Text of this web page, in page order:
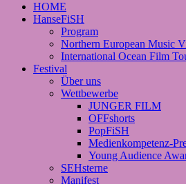
HOME
HanseFiSH
Program
Northern European Music
International Ocean Film
Festival
Über uns
Wettbewerbe
JUNGER FILM
OFFshorts
PopFiSH
Medienkompetenz-
Young Audience
SEHsterne
Manifest